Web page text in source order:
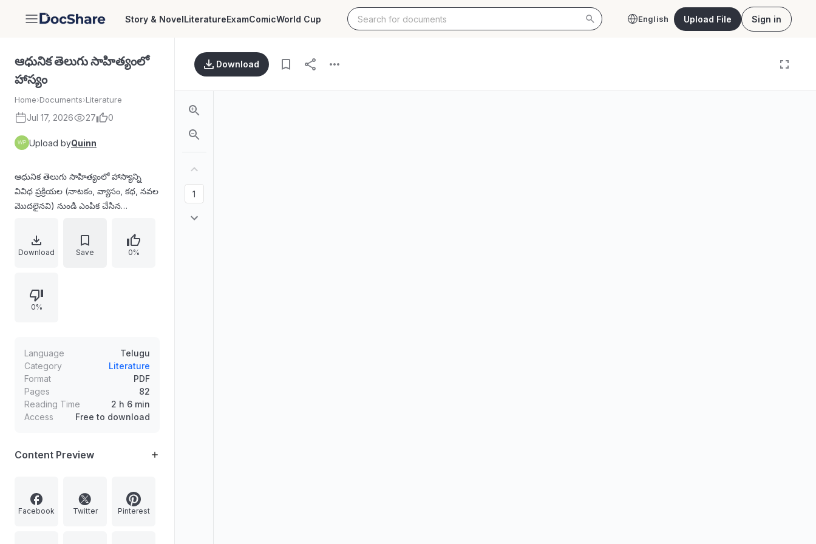
DocShare Story & NovelLiteratureExamComicWorld Cup English Upload File Sign in
ఆధునిక తెలుగు సాహిత్యంలో
హాస్యం
Home›Documents›Literature
Jul 17, 2026 27 0
Upload byQuinn
ఆధునిక తెలుగు సాహిత్యంలో హాస్యాన్ని
వివిధ ప్రక్రియల (నాటకం, వ్యాసం, కథ, నవల
మొదలైనవి) నుండి ఎంపిక చేసిన
ప్రదర్శించే కార్యక్రమ లక్ష్యాన్ని, నిర్వహణ
విధానాన్ని వివరిస్తుంది. 2007 నవంబర్ 11-
సన్నివేశాలను రంగంపై చూపించే వినూత్న
ప్రయోగాన్ని ఈ గ్రంథం సంకలనం రూపంలో
Download Save 0%
0%
Language
Telugu
Category
Literature
Format
PDF
Pages
82
Reading Time
2 h 6 min
Access
Free to download
Content Preview
Facebook Twitter Pinterest
Download